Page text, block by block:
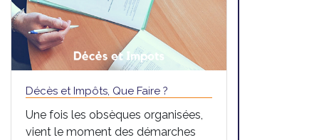
Décès et Impôts, Que Faire ?
Une fois les obsèques organisées,
vient le moment des démarches